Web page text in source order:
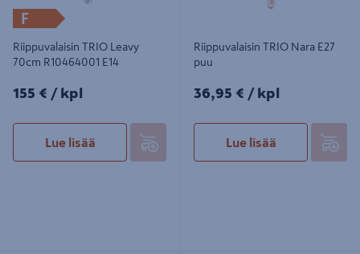
F
Riippuvalaisin TRIO Leavy
70cm R10464001 E14
155€/kpl
155 € / kpl
Lue lisää
Riippuvalaisin TRIO Nara E27
puu
36,95€/kpl
36,95 € / kpl
Lue lisää